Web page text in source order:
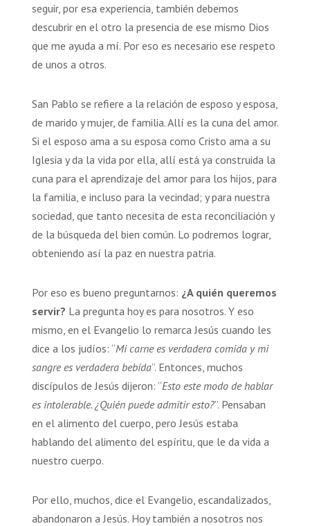
seguir, por esa experiencia, también debemos
descubrir en el otro la presencia de ese mismo Dios
que me ayuda a mí. Por eso es necesario ese respeto
de unos a otros.
San Pablo se refiere a la relación de esposo y esposa,
de marido y mujer, de familia. Allí es la cuna del amor.
Si el esposo ama a su esposa como Cristo ama a su
Iglesia y da la vida por ella, allí está ya construida la
cuna para el aprendizaje del amor para los hijos, para
la familia, e incluso para la vecindad; y para nuestra
sociedad, que tanto necesita de esta reconciliación y
de la búsqueda del bien común. Lo podremos lograr,
obteniendo así la paz en nuestra patria.
Por eso es bueno preguntarnos: ¿A quién queremos
servir? La pregunta hoy es para nosotros. Y eso
mismo, en el Evangelio lo remarca Jesús cuando les
dice a los judíos: “Mi carne es verdadera comida y mi
sangre es verdadera bebida”. Entonces, muchos
discípulos de Jesús dijeron: “Esto este modo de hablar
es intolerable. ¿Quién puede admitir esto?”. Pensaban
en el alimento del cuerpo, pero Jesús estaba
hablando del alimento del espíritu, que le da vida a
nuestro cuerpo.
Por ello, muchos, dice el Evangelio, escandalizados,
abandonaron a Jesús. Hoy también a nosotros nos